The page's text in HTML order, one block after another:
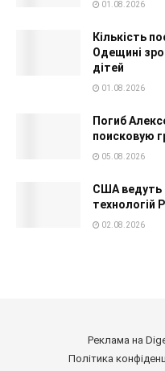
01.08.2026
Кількість
Одещині
дітей
01.08.2026
Погиб
поисковую
05.08.2026
США ведуть
технологій
02.08.2026
Реклама на
Політика